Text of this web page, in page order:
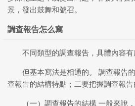
景，發出鼓舞和號召。
調查報告怎么寫
不同類型的調查報告，具體內容有
但基本寫法是相通的。 調查報告
查報告的結構特點；二要把握調查報告
（一）調查報告的結構 一般來說